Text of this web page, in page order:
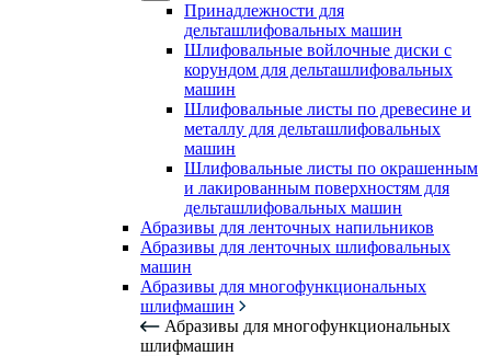
Принадлежности для
дельташлифовальных машин
Шлифовальные войлочные диски с
корундом для дельташлифовальных
машин
Шлифовальные листы по древесине и
металлу для дельташлифовальных
машин
Шлифовальные листы по окрашенным
и лакированным поверхностям для
дельташлифовальных машин
Абразивы для ленточных напильников
Абразивы для ленточных шлифовальных
машин
Абразивы для многофункциональных
шлифмашин
Абразивы для многофункциональных
шлифмашин